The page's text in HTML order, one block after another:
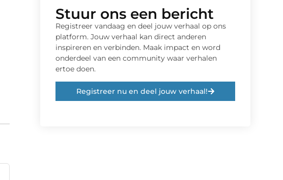
Stuur ons een bericht
Registreer vandaag en deel jouw verhaal op ons
platform. Jouw verhaal kan direct anderen
inspireren en verbinden. Maak impact en word
onderdeel van een community waar verhalen
ertoe doen.
Registreer nu en deel jouw verhaal!